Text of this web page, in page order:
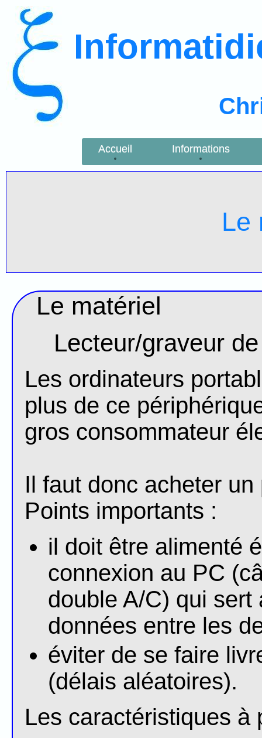
Accueil Informations
Le
Le matériel
Lecteur/graveur
Les ordinateurs
plus de ce
gros consommateur
Il faut donc acheter
Points importants :
il doit être alimenté
connexion au PC
double A/C) qui sert
données entre les
éviter de se faire
(délais aléatoires).
Les caractéristiques à